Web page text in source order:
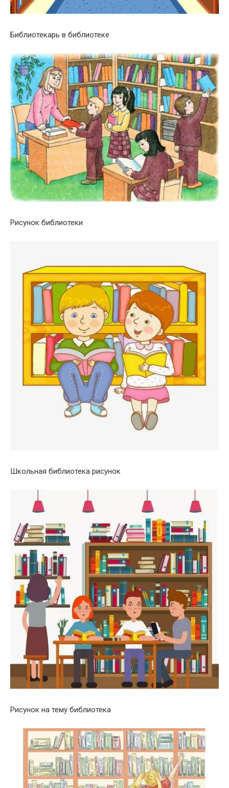
Библиотекарь в библиотеке
Рисунок библиотеки
Школьная библиотека рисунок
Рисунок на тему библиотека